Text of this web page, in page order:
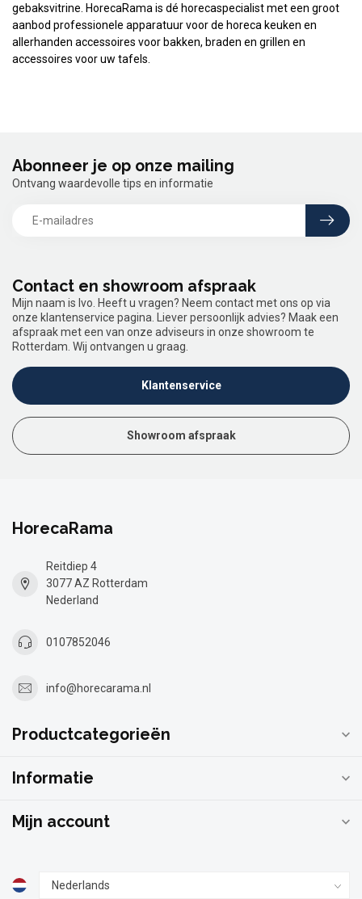
gebaksvitrine. HorecaRama is dé horecaspecialist met een groot
aanbod professionele apparatuur voor de horeca keuken en
allerhanden accessoires voor bakken, braden en grillen en
accessoires voor uw tafels.
Contact en showroom afspraak
Mijn naam is Ivo. Heeft u vragen? Neem contact met ons op via
onze klantenservice pagina. Liever persoonlijk advies? Maak een
afspraak met een van onze adviseurs in onze showroom te
Rotterdam. Wij ontvangen u graag.
Klantenservice
Showroom afspraak
Abonneer je op onze mailing
Ontvang waardevolle tips en informatie
HorecaRama
Reitdiep 4
3077 AZ Rotterdam
Nederland
0107852046
info@horecarama.nl
Productcategorieën
Informatie
Mijn account